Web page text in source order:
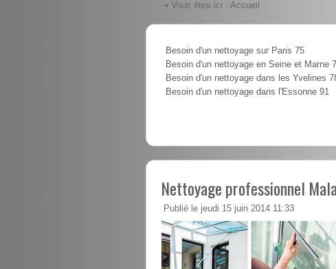
• Vous êtes ici : Accueil
Besoin d'un nettoyage sur Paris 75
Besoin d'un nettoyage en Seine et Marne
Besoin d'un nettoyage dans les Yvelines
Besoin d'un nettoyage dans l'Essonne 91
Nettoyage professionnel
Publié le jeudi 15 juin 2014 11:33